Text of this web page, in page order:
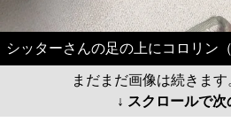
シッターさんの足の上にコロリン
まだまだ画像は続きます
↓ スクロールで次